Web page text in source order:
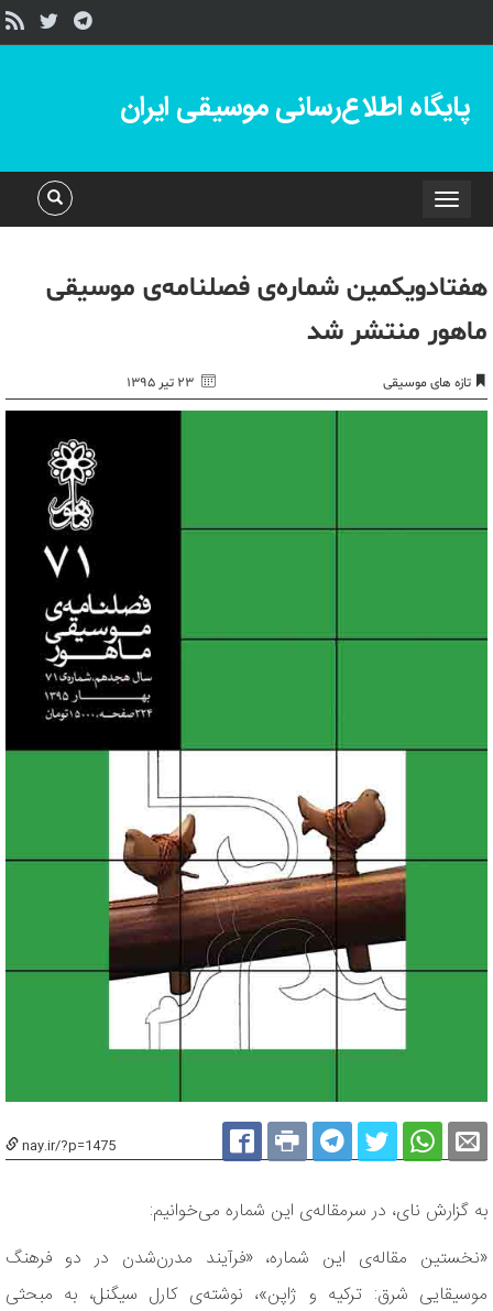
پایگاه اطلاع‌رسانی موسیقی ایران
Toggle
navigation
هفتادویکمین شماره‌ی ‏فصلنامه‌ی موسیقی
ماهور منتشر شد
تازه های موسیقی ۲۳ تیر ۱۳۹۵
nay.ir/?p=1475
به گزارش نای، در سرمقاله‌ی این شماره می‌خوانیم:
«نخستین مقاله‌ی این شماره، «فرآیند مدرن‌شدن در دو فرهنگ
موسیقایی شرق: ترکیه و ژاپن»، نوشته‌ی کارل سیگنل، به مبحثی